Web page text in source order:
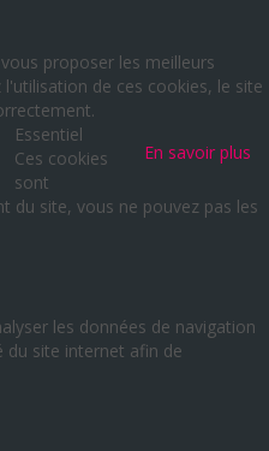
proposer les meilleurs
l'utilisation de ces cookies, le site
En savoir plus
Essentiel
Ces cookies
sont
du site, vous ne pouvez pas les
les données de navigation
du site internet afin de